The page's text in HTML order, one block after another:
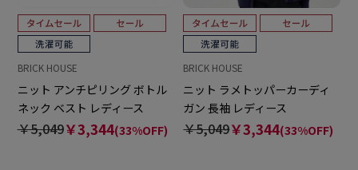
BRICK HOUSE
ニット アンチピリング ボトル
ネック ベスト レディース
￥5,049￥3,344(33%OFF)
BRICK HOUSE
ニット ラメトッパーカーディ
ガン 長袖 レディース
￥5,049￥3,344(33%OFF)